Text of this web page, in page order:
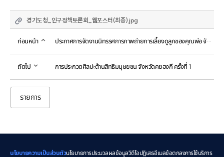
경기도청_인구정책토론회_웹포스터(최종).jpg
ก่อนหน้า ประกาศการจัดงานนิทรรศการภาพถ่ายการเลี้ยงดูลูกของคุณพ่อ จังหวัดคยองกี ประจำปี 2022
ถัดไป การประกวดศิลปะด้านสิทธิมนุษยชน จังหวัดคยองกี ครั้งที่ 1
รายการ
นโยบายความเป็นส่วนตัวนโยบายการประมวลผลข้อมูลวิดีโอปฏิเสธอีเมลข้อตกลงการใช้บริการ